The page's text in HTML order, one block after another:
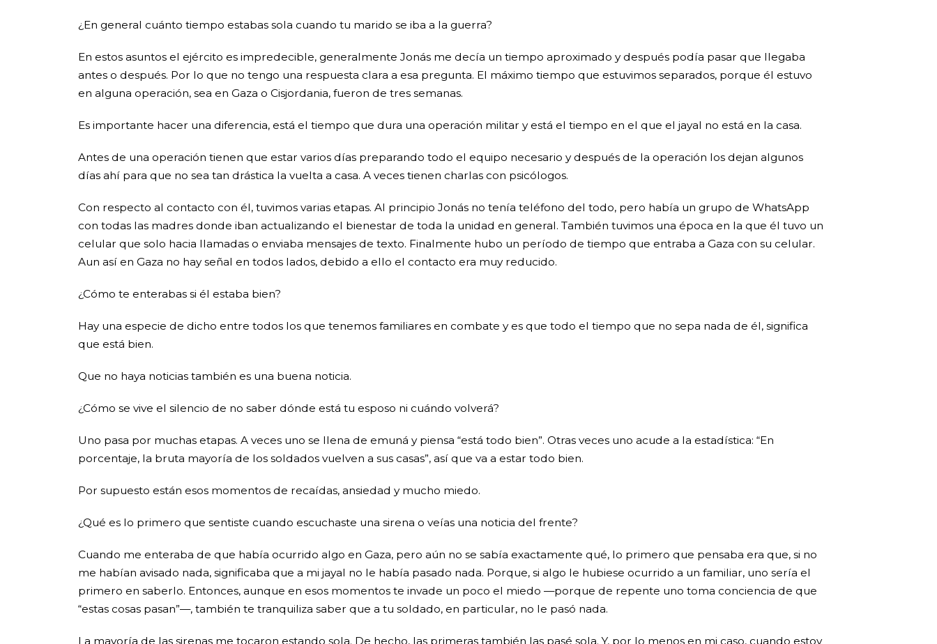
¿En general cuánto tiempo estabas sola cuando tu marido se iba a la guerra?
En estos asuntos el ejército es impredecible, generalmente Jonás me decía un tiempo aproximado y después podía pasar que llegaba
antes o después. Por lo que no tengo una respuesta clara a esa pregunta. El máximo tiempo que estuvimos separados, porque él estuvo
en alguna operación, sea en Gaza o Cisjordania, fueron de tres semanas.
Es importante hacer una diferencia, está el tiempo que dura una operación militar y está el tiempo en el que el jayal no está en la casa.
Antes de una operación tienen que estar varios días preparando todo el equipo necesario y después de la operación los dejan algunos
días ahí para que no sea tan drástica la vuelta a casa. A veces tienen charlas con psicólogos.
Con respecto al contacto con él, tuvimos varias etapas. Al principio Jonás no tenía teléfono del todo, pero había un grupo de WhatsApp
con todas las madres donde iban actualizando el bienestar de toda la unidad en general. También tuvimos una época en la que él tuvo un
celular que solo hacia llamadas o enviaba mensajes de texto. Finalmente hubo un período de tiempo que entraba a Gaza con su celular.
Aun así en Gaza no hay señal en todos lados, debido a ello el contacto era muy reducido.
¿Cómo te enterabas si él estaba bien?
Hay una especie de dicho entre todos los que tenemos familiares en combate y es que todo el tiempo que no sepa nada de él, significa
que está bien.
Que no haya noticias también es una buena noticia.
¿Cómo se vive el silencio de no saber dónde está tu esposo ni cuándo volverá?
Uno pasa por muchas etapas. A veces uno se llena de emuná y piensa “está todo bien”. Otras veces uno acude a la estadística: “En
porcentaje, la bruta mayoría de los soldados vuelven a sus casas”, así que va a estar todo bien.
Por supuesto están esos momentos de recaídas, ansiedad y mucho miedo.
¿Qué es lo primero que sentiste cuando escuchaste una sirena o veías una noticia del frente?
Cuando me enteraba de que había ocurrido algo en Gaza, pero aún no se sabía exactamente qué, lo primero que pensaba era que, si no
me habían avisado nada, significaba que a mi jayal no le había pasado nada. Porque, si algo le hubiese ocurrido a un familiar, uno sería el
primero en saberlo. Entonces, aunque en esos momentos te invade un poco el miedo —porque de repente uno toma conciencia de que
“estas cosas pasan”—, también te tranquiliza saber que a tu soldado, en particular, no le pasó nada.
La mayoría de las sirenas me tocaron estando sola. De hecho, las primeras también las pasé sola. Y, por lo menos en mi caso, cuando estoy